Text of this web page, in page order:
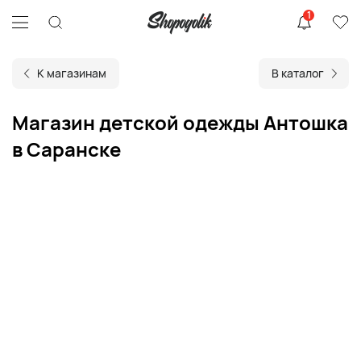
1
К магазинам В каталог
Магазин детской одежды Антошка
в Саранске